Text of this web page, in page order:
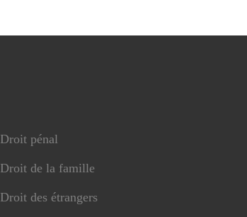
Droit pénal
Droit de la famille
Droit des étrangers